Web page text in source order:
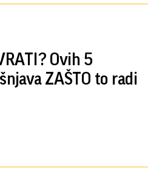
Ovih 5
ZAŠTO to radi